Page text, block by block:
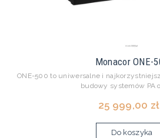
Monacor ONE-
ONE-500 to uniwersalne i
budowy systemów PA
25 999,00
Do koszyka